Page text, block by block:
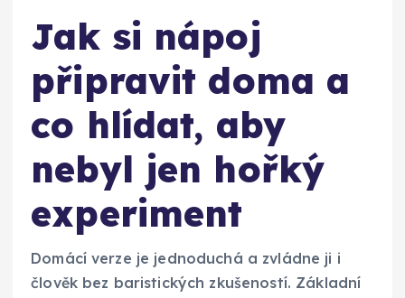
Jak si nápoj
připravit doma a
co hlídat, aby
nebyl jen hořký
experiment
Domácí verze je jednoduchá a zvládne ji i
člověk bez baristických zkušeností. Základní